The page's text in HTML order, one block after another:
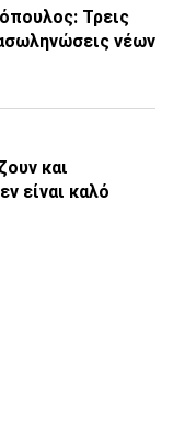
Τρεις
νέων
και
είναι καλό